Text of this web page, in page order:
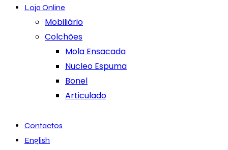
Loja Online
Mobiliário
Colchões
Mola Ensacada
Nucleo Espuma
Bonel
Articulado
Contactos
English